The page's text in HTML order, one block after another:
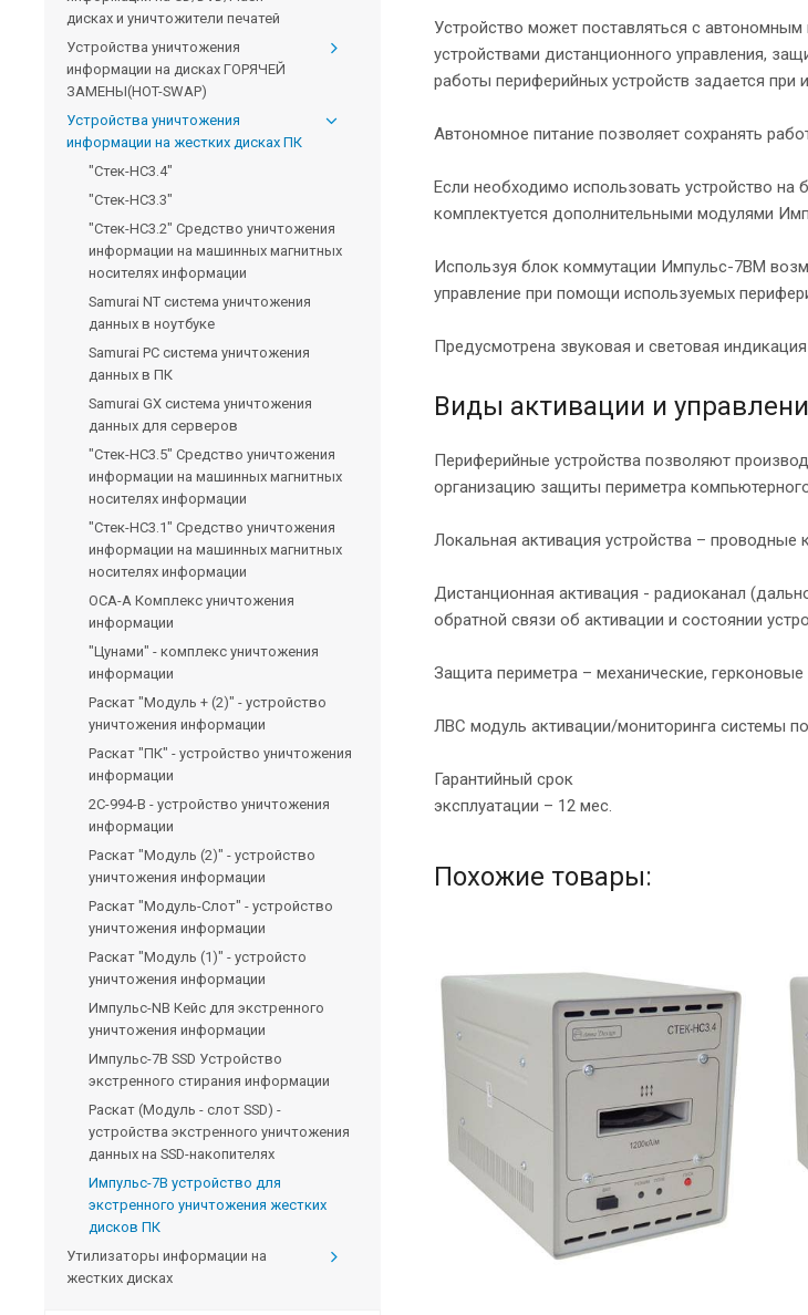
Устройство может поставляться с
устройствами дистанционного управления,
работы периферийных устройств задается при
Автономное питание позволяет сохранять
Если необходимо использовать устройство
комплектуется дополнительными модулями
Используя блок коммутации Импульс-7ВМ
управление при помощи используемых
Предусмотрена звуковая и световая
Виды активации и
Периферийные устройства позволяют
организацию защиты периметра
Локальная активация устройства – проводные
Дистанционная активация - радиоканал
обратной связи об активации и состоянии
Защита периметра – механические,
ЛВС модуль активации/мониторинга системы
Гарантийный срок
эксплуатации – 12 мес.
Похожие товары:
дисках и уничтожители печатей
Устройства уничтожения
информации на дисках ГОРЯЧЕЙ
ЗАМЕНЫ(HOT-SWAP)
Устройства уничтожения
информации на жестких дисках ПК
"Стек-НС3.4"
"Стек-НС3.3"
"Стек-НС3.2" Средство уничтожения
информации на машинных магнитных
носителях информации
Samurai NT система уничтожения
данных в ноутбуке
Samurai PC система уничтожения
данных в ПК
Samurai GX система уничтожения
данных для серверов
"Стек-НС3.5" Средство уничтожения
информации на машинных магнитных
носителях информации
"Стек-НС3.1" Средство уничтожения
информации на машинных магнитных
носителях информации
ОСА-А Комплекс уничтожения
информации
"Цунами" - комплекс уничтожения
информации
Раскат "Модуль + (2)" - устройство
уничтожения информации
Раскат "ПК" - устройство уничтожения
информации
2С-994-В - устройство уничтожения
информации
Раскат "Модуль (2)" - устройство
уничтожения информации
Раскат "Модуль-Слот" - устройство
уничтожения информации
Раскат "Модуль (1)" - устройсто
уничтожения информации
Импульс-NB Кейс для экстренного
уничтожения информации
Импульс-7В SSD Устройство
экстренного стирания информации
Раскат (Модуль - слот SSD) -
устройства экстренного уничтожения
данных на SSD-накопителях
Импульс-7В устройство для
экстренного уничтожения жестких
дисков ПК
Утилизаторы информации на
жестких дисках